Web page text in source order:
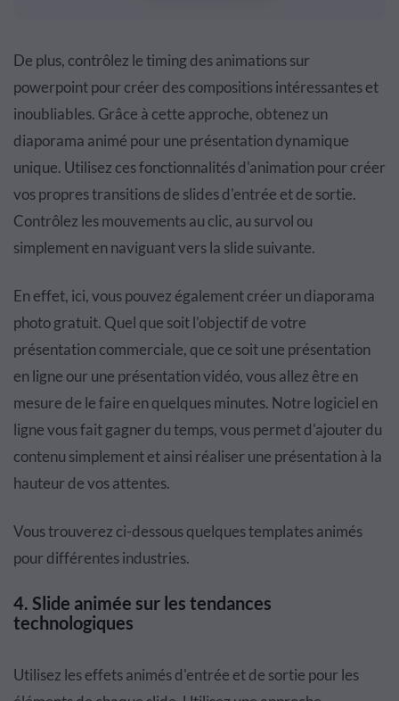
De plus, contrôlez le timing des animations sur
powerpoint pour créer des compositions intéressantes et
inoubliables. Grâce à cette approche, obtenez un
diaporama animé pour une présentation dynamique
unique. Utilisez ces fonctionnalités d'animation pour créer
vos propres transitions de slides d'entrée et de sortie.
Contrôlez les mouvements au clic, au survol ou
simplement en naviguant vers la slide suivante.
En effet, ici, vous pouvez également créer un diaporama
photo gratuit. Quel que soit l'objectif de votre
présentation commerciale, que ce soit une présentation
en ligne our une présentation vidéo, vous allez être en
mesure de le faire en quelques minutes. Notre logiciel en
ligne vous fait gagner du temps, vous permet d'ajouter du
contenu simplement et ainsi réaliser une présentation à la
hauteur de vos attentes.
Vous trouverez ci-dessous quelques templates animés
pour différentes industries.
4. Slide animée sur les tendances
technologiques
Utilisez les effets animés d'entrée et de sortie pour les